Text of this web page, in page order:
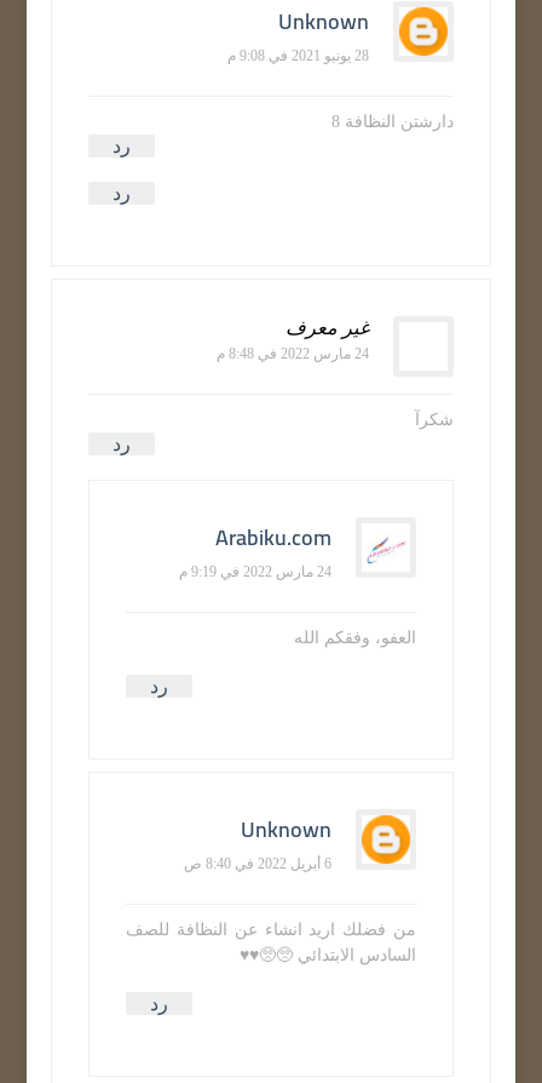
Unknown
28 يونيو 2021 في 9:08 م
دارشتن النظافة 8
رد
رد
غير معرف
24 مارس 2022 في 8:48 م
شکرآ
رد
Arabiku.com
24 مارس 2022 في 9:19 م
العفو، وفقكم الله
رد
Unknown
6 أبريل 2022 في 8:40 ص
من فضلك اريد انشاء عن النظافة للصف
السادس الابتدائي 🥺🥺♥️♥️
رد